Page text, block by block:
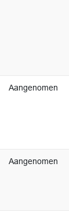
Aangenomen
Aangenomen